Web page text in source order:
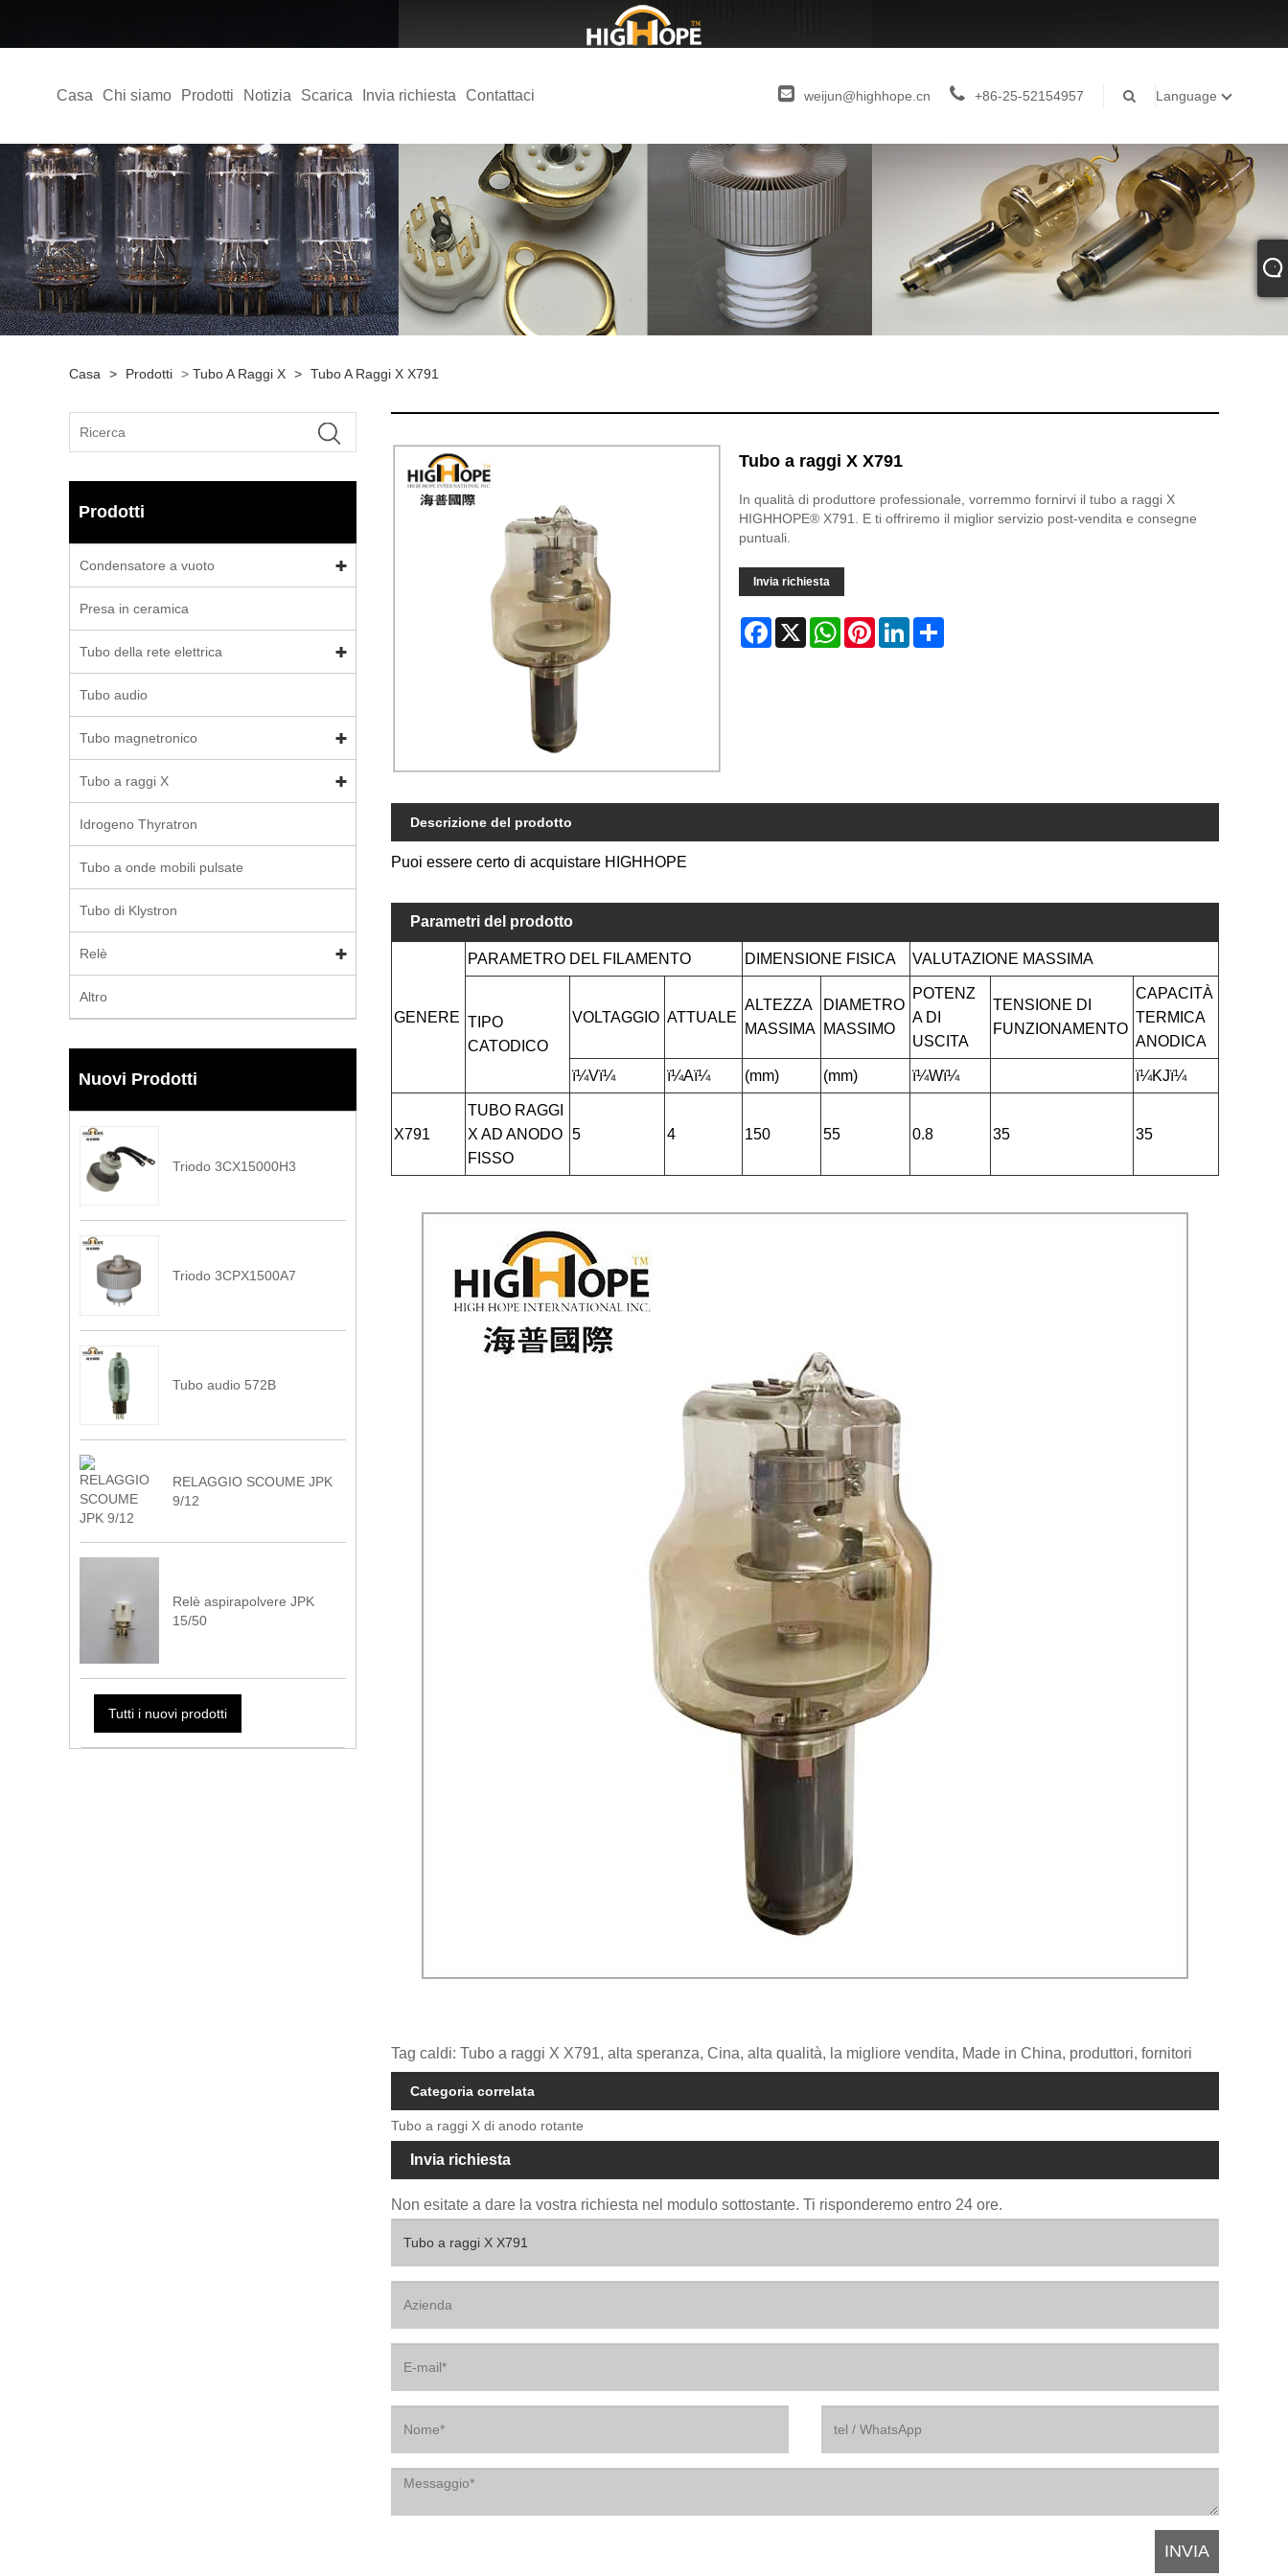
Casa Chi siamo Prodotti Notizia Scarica Invia richiesta Contattaci weijun@highhope.cn +86-25-52154957 Language
Casa > Prodotti > Tubo A Raggi X > Tubo A Raggi X X791
Prodotti
Condensatore a vuoto
Presa in ceramica
Tubo della rete elettrica
Tubo audio
Tubo magnetronico
Tubo a raggi X
Idrogeno Thyratron
Tubo a onde mobili pulsate
Tubo di Klystron
Relè
Altro
Nuovi Prodotti
Triodo 3CX15000H3
Triodo 3CPX1500A7
Tubo audio 572B
RELAGGIO SCOUME JPK
9/12
Relè aspirapolvere JPK
15/50
Tutti i nuovi prodotti
Tubo a raggi X X791
In qualità di produttore professionale, vorremmo fornirvi il tubo a raggi X
HIGHHOPE® X791. E ti offriremo il miglior servizio post-vendita e consegne
puntuali.
Invia richiesta
Facebook
X WhatsAppPinterestLinkedInShare
Descrizione del prodotto
Puoi essere certo di acquistare HIGHHOPE
Parametri del prodotto
GENERE
PARAMETRO DEL FILAMENTO DIMENSIONE FISICA VALUTAZIONE MASSIMA
TIPO
CATODICO
VOLTAGGIO ATTUALE
ALTEZZA
MASSIMA
DIAMETRO
MASSIMO
POTENZ
A DI
USCITA
TENSIONE DI
FUNZIONAMENTO
CAPACITÀ
TERMICA
ANODICA
ï¼Vï¼ ï¼Aï¼ (mm) (mm) ï¼Wï¼ ï¼KJï¼
X791
TUBO RAGGI
X AD ANODO
FISSO
5 4 150 55 0.8 35 35
Tag caldi: Tubo a raggi X X791, alta speranza, Cina, alta qualità, la migliore vendita, Made in China, produttori, fornitori
Categoria correlata
Tubo a raggi X di anodo rotante
Invia richiesta
Non esitate a dare la vostra richiesta nel modulo sottostante. Ti risponderemo entro 24 ore.